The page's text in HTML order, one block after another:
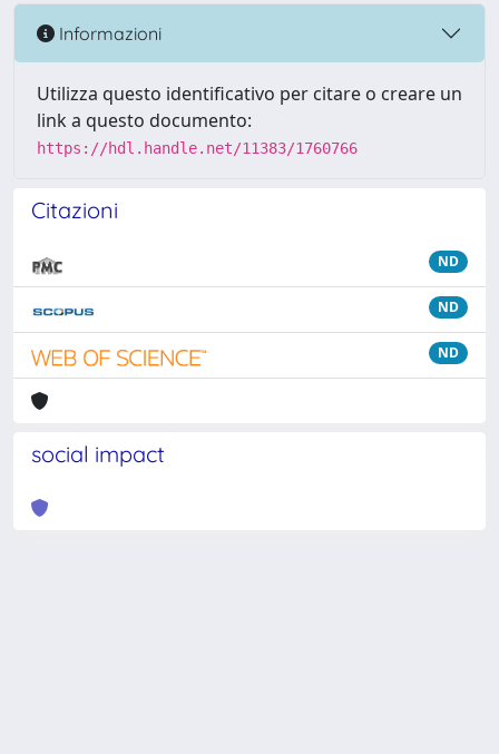
Informazioni
Utilizza questo identificativo per citare o creare un
link a questo documento:
https://hdl.handle.net/11383/1760766
Citazioni
ND
ND
ND
social impact